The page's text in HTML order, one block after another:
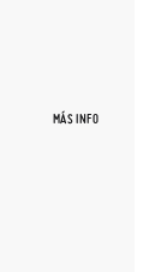
MÁS INFO